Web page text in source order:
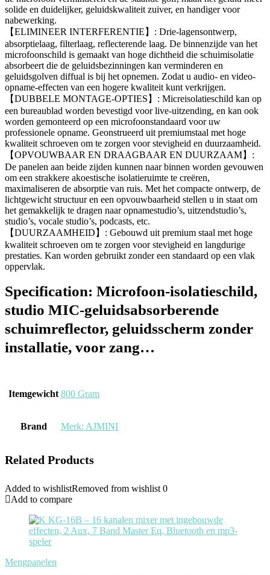
solide en duidelijker, geluidskwaliteit zuiver, en handiger voor
nabewerking.
【ELIMINEER INTERFERENTIE】: Drie-lagensontwerp,
absorptielaag, filterlaag, reflecterende laag. De binnenzijde van het
microfoonschild is gemaakt van hoge dichtheid die schuimisolatie
absorbeert die de geluidsbezinningen kan verminderen en
geluidsgolven diffual is bij het opnemen. Zodat u audio- en video-
opname-effecten van een hogere kwaliteit kunt verkrijgen.
【DUBBELE MONTAGE-OPTIES】: Micreisolatieschild kan op
een bureaublad worden bevestigd voor live-uitzending, en kan ook
worden gemonteerd op een microfoonstandaard voor uw
professionele opname. Geonstrueerd uit premiumstaal met hoge
kwaliteit schroeven om te zorgen voor stevigheid en duurzaamheid.
【OPVOUWBAAR EN DRAAGBAAR EN DUURZAAM】:
De panelen aan beide zijden kunnen naar binnen worden gevouwen
om een ​​strakkere akoestische isolatieruimte te creëren,
maximaliseren de absorptie van ruis. Met het compacte ontwerp, de
lichtgewicht structuur en een opvouwbaarheid stellen u in staat om
het gemakkelijk te dragen naar opnamestudio’s, uitzendstudio’s,
studio’s, vocale studio’s, podcasts, etc.
【DUURZAAMHEID】: Gebouwd uit premium staal met hoge
kwaliteit schroeven om te zorgen voor stevigheid en langdurige
prestaties. Kan worden gebruikt zonder een standaard op een vlak
oppervlak.
Specification: Microfoon-isolatieschild,
studio MIC-geluidsabsorberende
schuimreflector, geluidsscherm zonder
installatie, voor zang…
Itemgewicht ‎800 Gram
Brand Merk: AJMINI
Related Products
Added to wishlistRemoved from wishlist 0
Add to compare
Mengpanelen